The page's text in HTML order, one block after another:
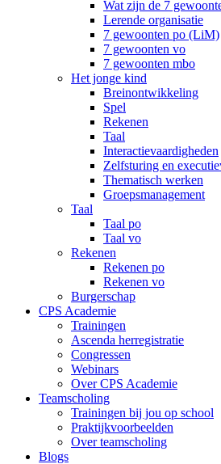
Wat zijn de 7
Lerende organisatie
7 gewoonten po (LiM)
7 gewoonten vo
7 gewoonten mbo
Het jonge kind
Breinontwikkeling
Spel
Rekenen
Taal
Interactievaardigheden
Zelfsturing en
Thematisch werken
Groepsmanagement
Taal
Taal po
Taal vo
Rekenen
Rekenen po
Rekenen vo
Burgerschap
CPS Academie
Trainingen
Ascenda herregistratie
Congressen
Webinars
Over CPS Academie
Teamscholing
Trainingen bij jou op school
Praktijkvoorbeelden
Over teamscholing
Blogs